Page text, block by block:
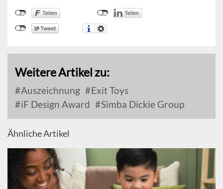
Weitere Artikel zu:
Auszeichnung
Exit Toys
iF Design Award
Simba Dickie Group
Ähnliche Artikel